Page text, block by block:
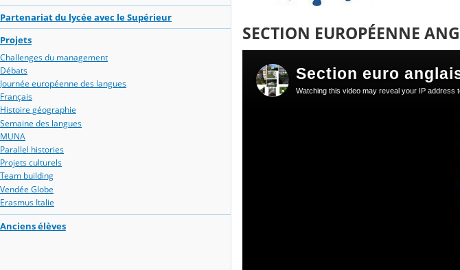
Partenariat du lycée avec le Supérieur
Projets
Challenges du management
Débats
Journée européenne des langues
Français
Histoire géographie
Semaine des langues
MUNA
Parallel histories
Projets culturels
Team building
Vendée Globe
Erasmus Italie
Anciens élèves
SECTION EUROPÉENNE